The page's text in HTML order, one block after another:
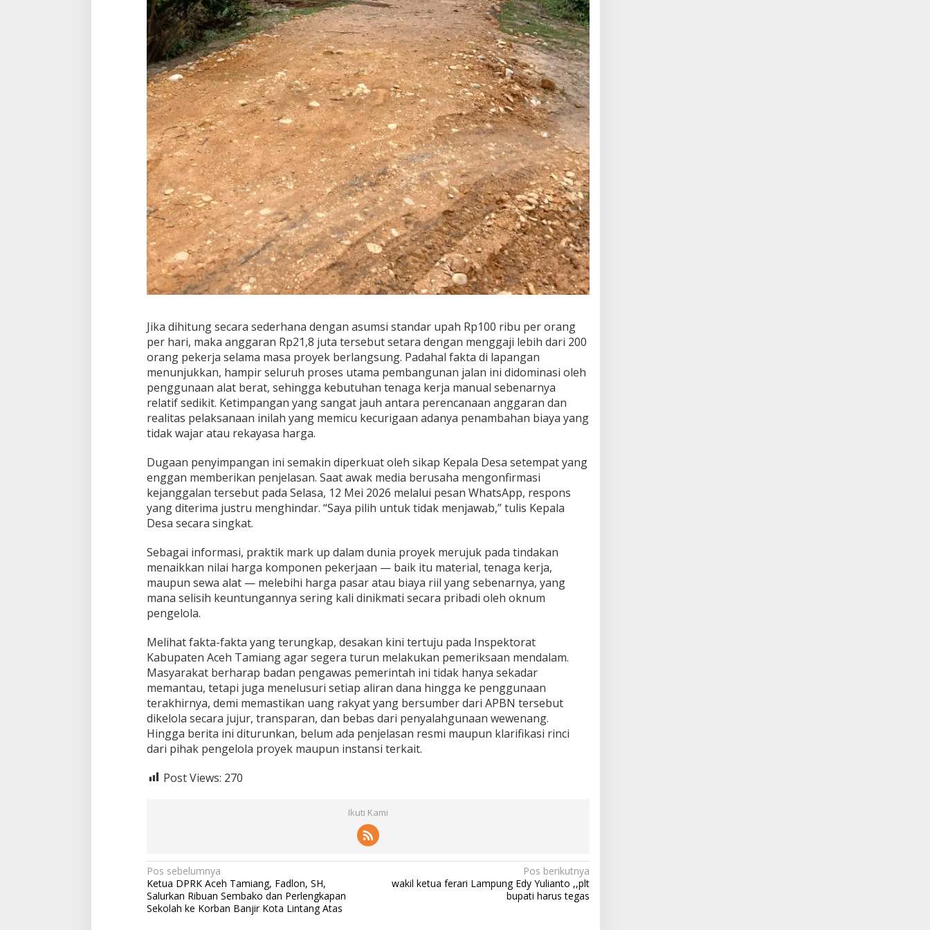
Jika dihitung secara sederhana dengan asumsi standar upah Rp100 ribu per orang
per hari, maka anggaran Rp21,8 juta tersebut setara dengan menggaji lebih dari 200
orang pekerja selama masa proyek berlangsung. Padahal fakta di lapangan
menunjukkan, hampir seluruh proses utama pembangunan jalan ini didominasi oleh
penggunaan alat berat, sehingga kebutuhan tenaga kerja manual sebenarnya
relatif sedikit. Ketimpangan yang sangat jauh antara perencanaan anggaran dan
realitas pelaksanaan inilah yang memicu kecurigaan adanya penambahan biaya yang
tidak wajar atau rekayasa harga.
Dugaan penyimpangan ini semakin diperkuat oleh sikap Kepala Desa setempat yang
enggan memberikan penjelasan. Saat awak media berusaha mengonfirmasi
kejanggalan tersebut pada Selasa, 12 Mei 2026 melalui pesan WhatsApp, respons
yang diterima justru menghindar. “Saya pilih untuk tidak menjawab,” tulis Kepala
Desa secara singkat.
Sebagai informasi, praktik mark up dalam dunia proyek merujuk pada tindakan
menaikkan nilai harga komponen pekerjaan — baik itu material, tenaga kerja,
maupun sewa alat — melebihi harga pasar atau biaya riil yang sebenarnya, yang
mana selisih keuntungannya sering kali dinikmati secara pribadi oleh oknum
pengelola.
Melihat fakta-fakta yang terungkap, desakan kini tertuju pada Inspektorat
Kabupaten Aceh Tamiang agar segera turun melakukan pemeriksaan mendalam.
Masyarakat berharap badan pengawas pemerintah ini tidak hanya sekadar
memantau, tetapi juga menelusuri setiap aliran dana hingga ke penggunaan
terakhirnya, demi memastikan uang rakyat yang bersumber dari APBN tersebut
dikelola secara jujur, transparan, dan bebas dari penyalahgunaan wewenang.
Hingga berita ini diturunkan, belum ada penjelasan resmi maupun klarifikasi rinci
dari pihak pengelola proyek maupun instansi terkait.
Post Views: 270
Ikuti Kami
N
a
v
Pos sebelumnya
Ketua DPRK Aceh Tamiang, Fadlon, SH,
Salurkan Ribuan Sembako dan Perlengkapan
Sekolah ke Korban Banjir Kota Lintang Atas
Pos berikutnya
wakil ketua ferari Lampung Edy Yulianto ,,plt
bupati harus tegas